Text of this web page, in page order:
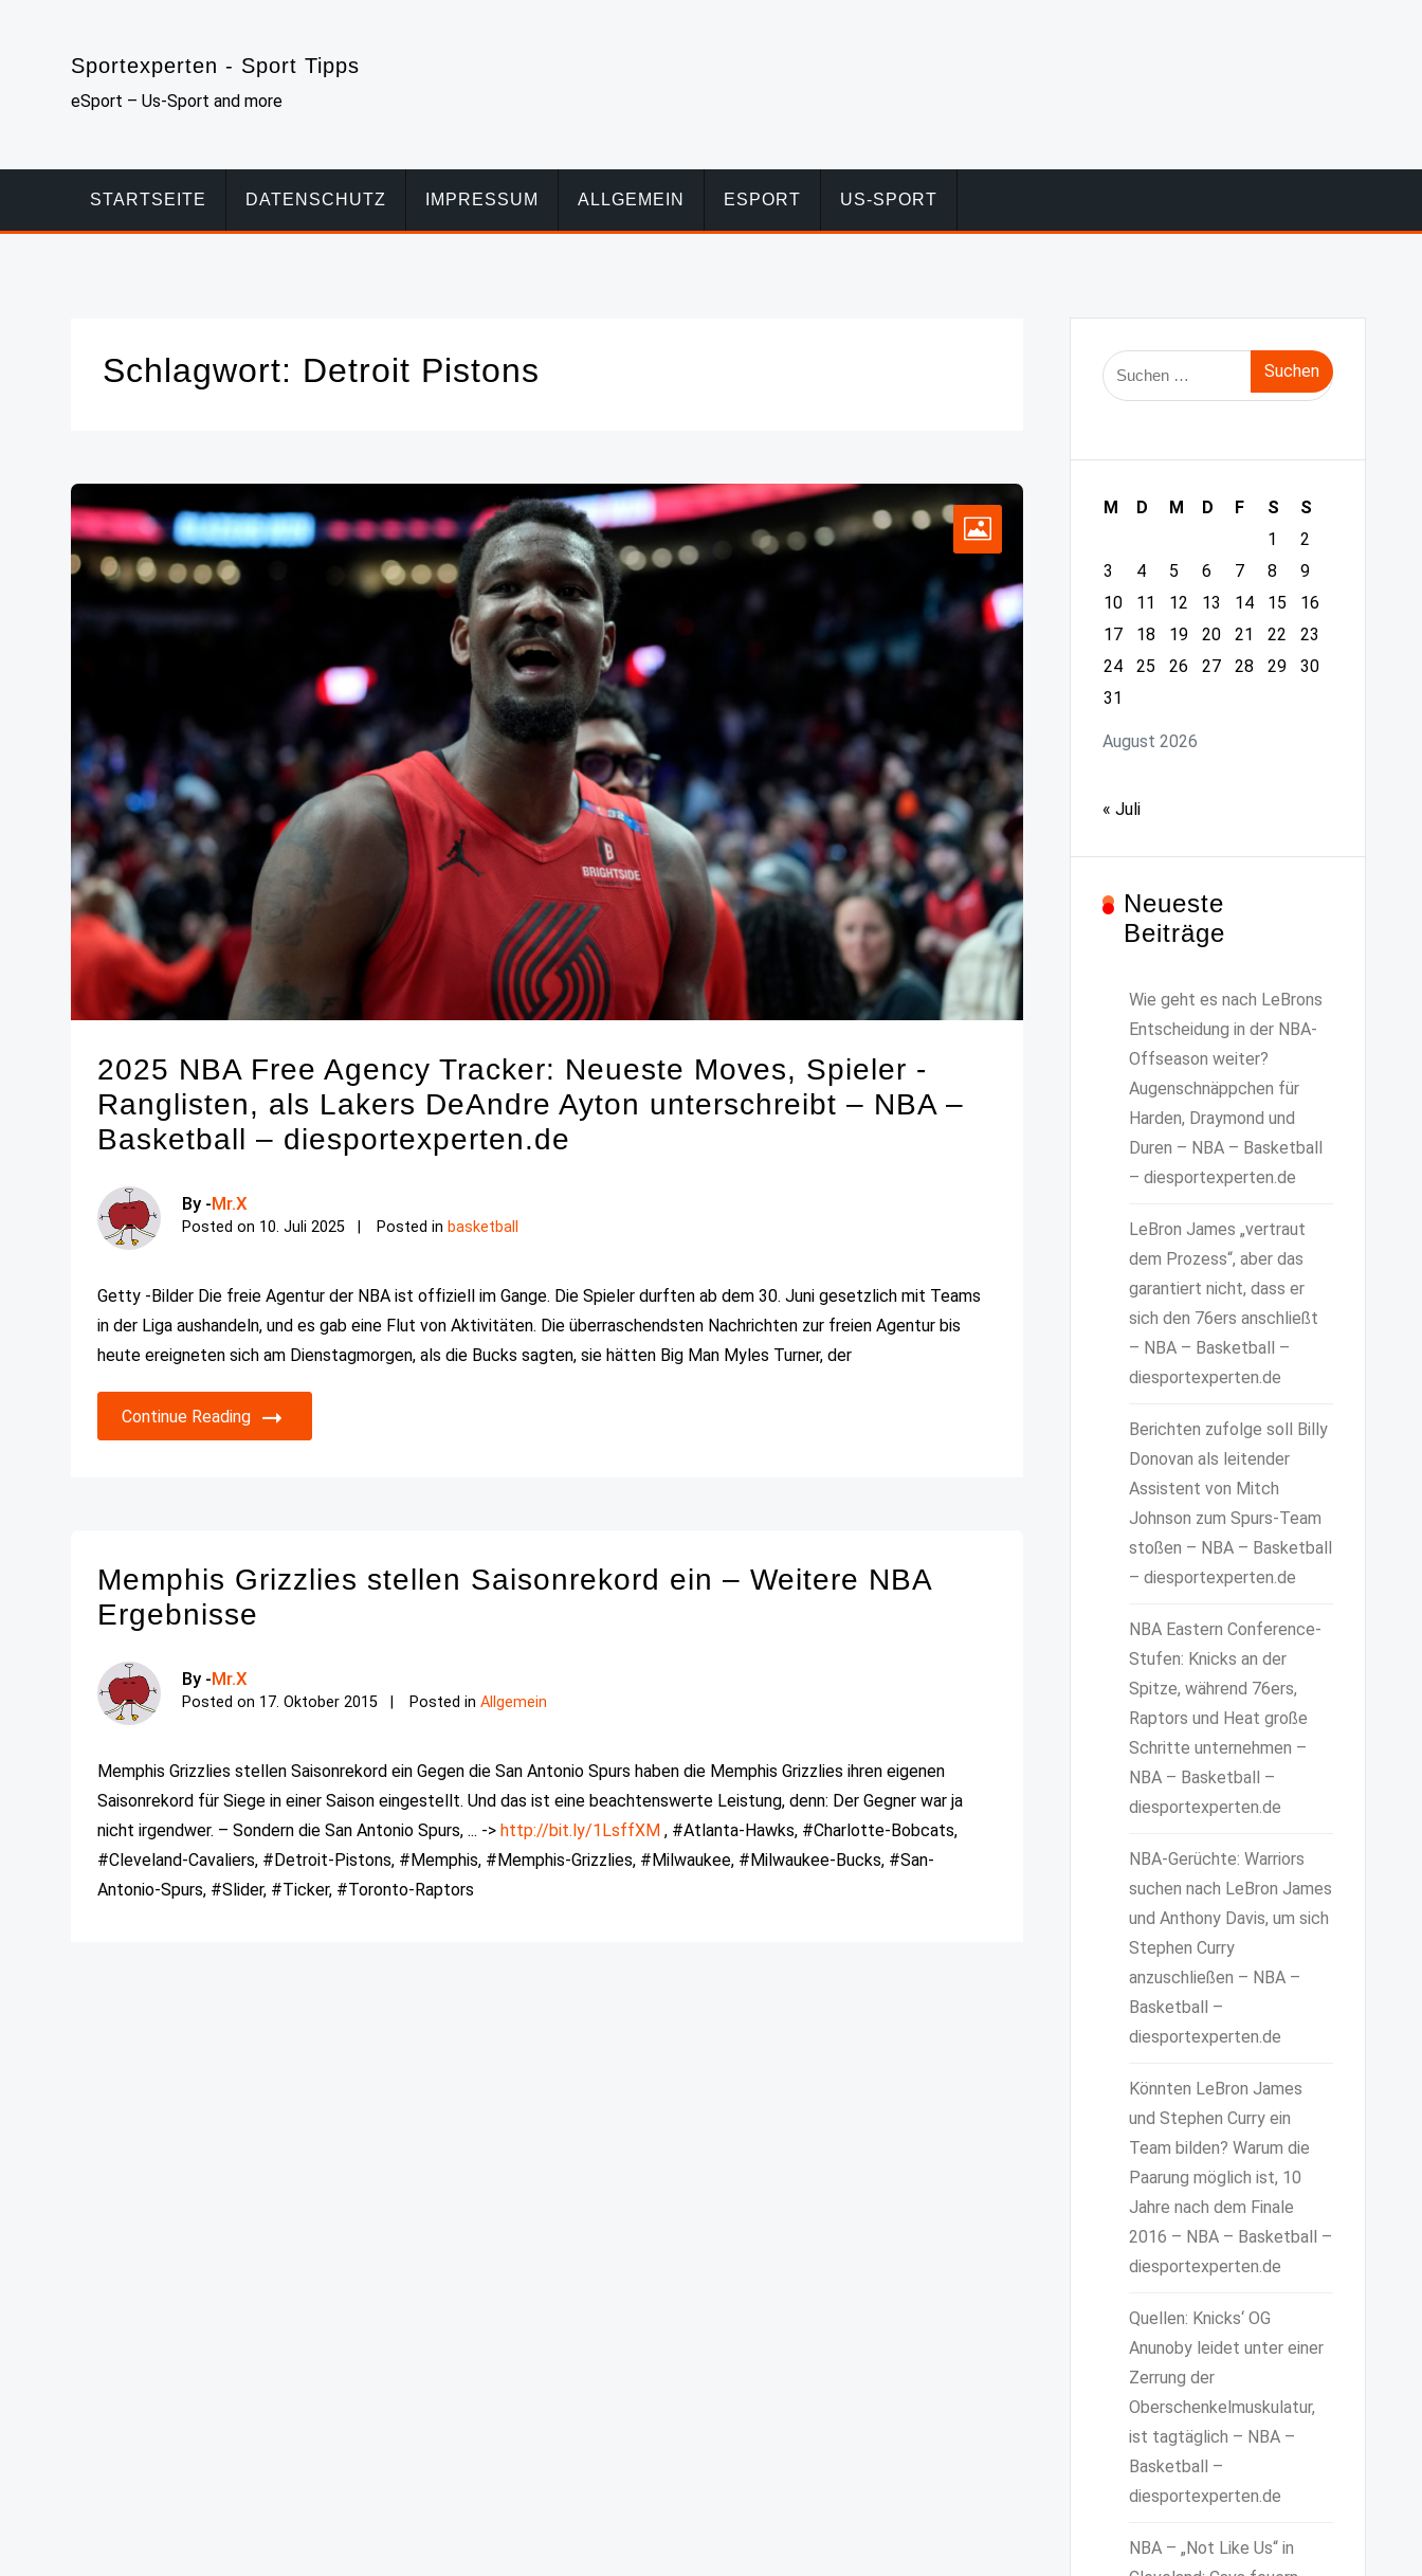
Sportexperten - Sport Tipps
eSport – Us-Sport and more
STARTSEITE DATENSCHUTZ IMPRESSUM ALLGEMEIN ESPORT US-SPORT
Schlagwort: Detroit Pistons
2025 NBA Free Agency Tracker: Neueste Moves, Spieler -
Ranglisten, als Lakers DeAndre Ayton unterschreibt – NBA –
Basketball – diesportexperten.de
By -Mr.X
Posted on 10. Juli 2025 Posted in basketball
Getty -Bilder Die freie Agentur der NBA ist offiziell im Gange. Die Spieler durften ab dem 30. Juni gesetzlich mit Teams
in der Liga aushandeln, und es gab eine Flut von Aktivitäten. Die überraschendsten Nachrichten zur freien Agentur bis
heute ereigneten sich am Dienstagmorgen, als die Bucks sagten, sie hätten Big Man Myles Turner, der
Continue Reading
Memphis Grizzlies stellen Saisonrekord ein – Weitere NBA
Ergebnisse
By -Mr.X
Posted on 17. Oktober 2015 Posted inAllgemein
Memphis Grizzlies stellen Saisonrekord ein Gegen die San Antonio Spurs haben die Memphis Grizzlies ihren eigenen
Saisonrekord für Siege in einer Saison eingestellt. Und das ist eine beachtenswerte Leistung, denn: Der Gegner war ja
nicht irgendwer. – Sondern die San Antonio Spurs, ... ->http://bit.ly/1LsffXM , #Atlanta-Hawks, #Charlotte-Bobcats,
#Cleveland-Cavaliers, #Detroit-Pistons, #Memphis, #Memphis-Grizzlies, #Milwaukee, #Milwaukee-Bucks, #San-
Antonio-Spurs, #Slider, #Ticker, #Toronto-Raptors
Suche
nach:
August 2026
M D M D F S
S
1
2
3
4 5 6 7 8
9
10
11 12 13 14 15
16
17
18 19 20 21 22
23
24
25 26 27 28 29
30
31
« Juli
Neueste
Beiträge
Wie geht es nach LeBrons
Entscheidung in der NBA-
Offseason weiter?
Augenschnäppchen für
Harden, Draymond und
Duren – NBA – Basketball
– diesportexperten.de
LeBron James „vertraut
dem Prozess“, aber das
garantiert nicht, dass er
sich den 76ers anschließt
– NBA – Basketball –
diesportexperten.de
Berichten zufolge soll Billy
Donovan als leitender
Assistent von Mitch
Johnson zum Spurs-Team
stoßen – NBA – Basketball
– diesportexperten.de
NBA Eastern Conference-
Stufen: Knicks an der
Spitze, während 76ers,
Raptors und Heat große
Schritte unternehmen –
NBA – Basketball –
diesportexperten.de
NBA-Gerüchte: Warriors
suchen nach LeBron James
und Anthony Davis, um sich
Stephen Curry
anzuschließen – NBA –
Basketball –
diesportexperten.de
Könnten LeBron James
und Stephen Curry ein
Team bilden? Warum die
Paarung möglich ist, 10
Jahre nach dem Finale
2016 – NBA – Basketball –
diesportexperten.de
Quellen: Knicks‘ OG
Anunoby leidet unter einer
Zerrung der
Oberschenkelmuskulatur,
ist tagtäglich – NBA –
Basketball –
diesportexperten.de
NBA – „Not Like Us“ in